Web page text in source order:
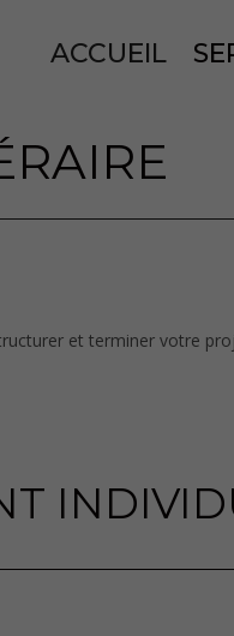
ACCUEIL
et terminer votre